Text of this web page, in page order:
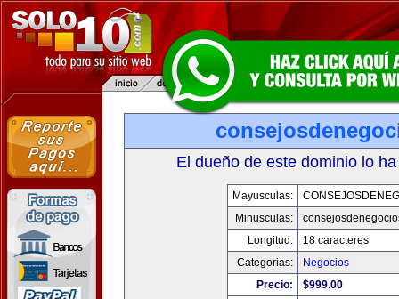
El dueño de este dominio lo
Mayusculas:
Minusculas:
Longitud:
18 caracteres
Categorias:
Negocios
Precio:
$999.00